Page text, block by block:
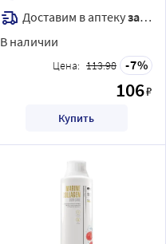
Доставим в аптекузавтра
В наличии
Цена: 113.98 7
106₽
Купить